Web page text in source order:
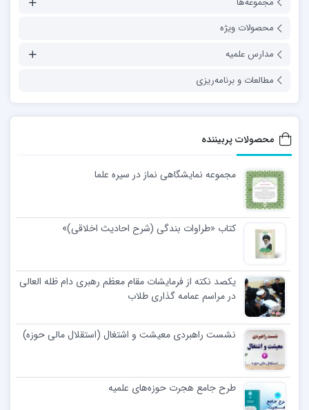
محصولات ویژه
مدارس علمیه
مطالعات و برنامه‌ریزی
محصولات پربیننده
مجموعه نمایشگاهی نماز در سیره علما
کتاب «طراوات بندگی (شرح احادیث اخلاقی)»
یکصد نکته از فرمایشات مقام معظم رهبری دام ظله العالی
در مراسم عمامه گذاری طلاب
نشست راهبردی معیشت و اشتغال (استقلال مالی حوزه)
طرح جامع هجرت حوزه‌های علمیه